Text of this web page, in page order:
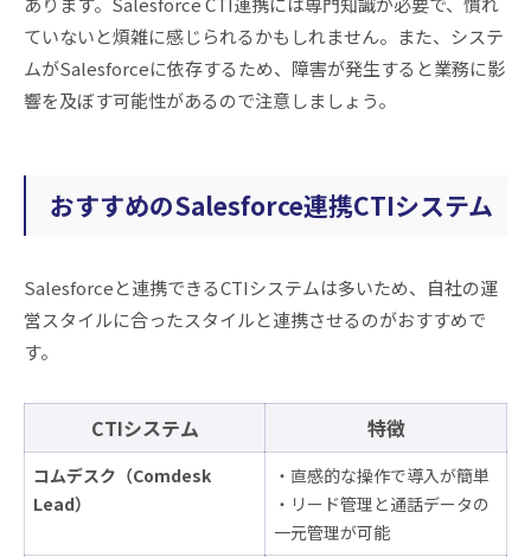
ていないと煩雑に感じられるかもしれません。また、システ
ムがSalesforceに依存するため、障害が発生すると業務に影
響を及ぼす可能性があるので注意しましょう。
おすすめのSalesforce連携CTIシステム
Salesforceと連携できるCTIシステムは多いため、自社の運
営スタイルに合ったスタイルと連携させるのがおすすめで
す。
CTIシステム 特徴
コムデスク（Comdesk
Lead）
・直感的な操作で導入が簡単
・リード管理と通話データの
一元管理が可能